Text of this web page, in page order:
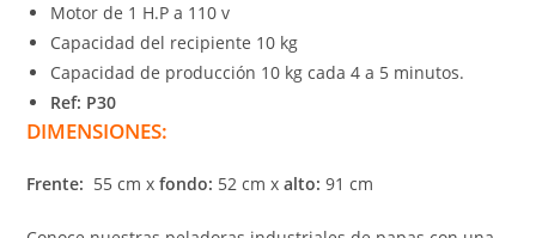
Motor de 1 H.P a 110 v
Capacidad del recipiente 10 kg
Capacidad de producción 10 kg cada 4 a 5 minutos.
Ref: P30
DIMENSIONES:
Frente: 55 cm xfondo: 52 cm xalto: 91 cm